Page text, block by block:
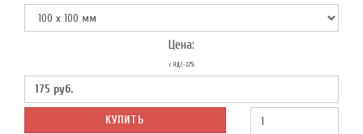
Цена:
с НДС-22%
175 руб.
КУПИТЬ